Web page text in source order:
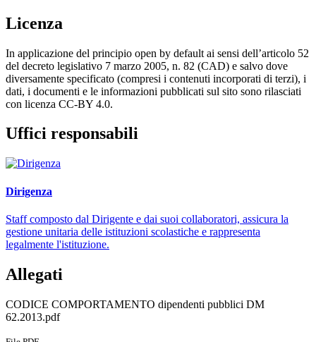
Licenza
In applicazione del principio open by default ai sensi dell’articolo 52
del decreto legislativo 7 marzo 2005, n. 82 (CAD) e salvo dove
diversamente specificato (compresi i contenuti incorporati di terzi), i
dati, i documenti e le informazioni pubblicati sul sito sono rilasciati
con licenza CC-BY 4.0.
Uffici responsabili
Dirigenza
Staff composto dal Dirigente e dai suoi collaboratori, assicura la
gestione unitaria delle istituzioni scolastiche e rappresenta
legalmente l'istituzione.
Allegati
CODICE COMPORTAMENTO dipendenti pubblici DM
62.2013.pdf